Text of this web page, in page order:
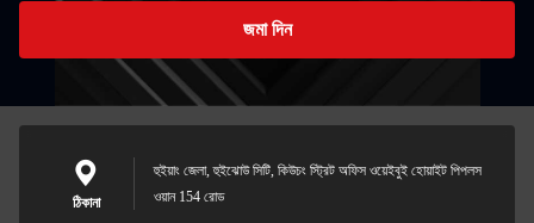
জমা দিন
ঠিকানা
হুইয়াং জেলা, হুইঝোউ সিটি, কিউচং স্ট্রিট অফিস ওয়েইবুই হোয়াইট পিপলস
ওয়ান 154 রোড